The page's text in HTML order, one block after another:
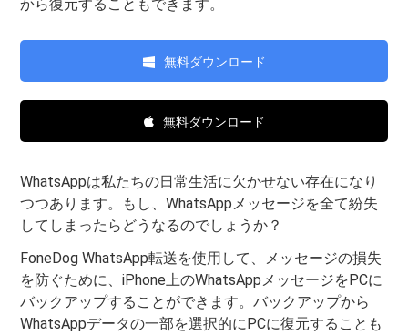
から復元することもできます。
無料ダウンロード
無料ダウンロード
WhatsAppは私たちの日常生活に欠かせない存在になり
つつあります。もし、WhatsAppメッセージを全て紛失
してしまったらどうなるのでしょうか？
FoneDog WhatsApp転送を使用して、メッセージの損失
を防ぐために、iPhone上のWhatsAppメッセージをPCに
バックアップすることができます。バックアップから
WhatsAppデータの一部を選択的にPCに復元することも